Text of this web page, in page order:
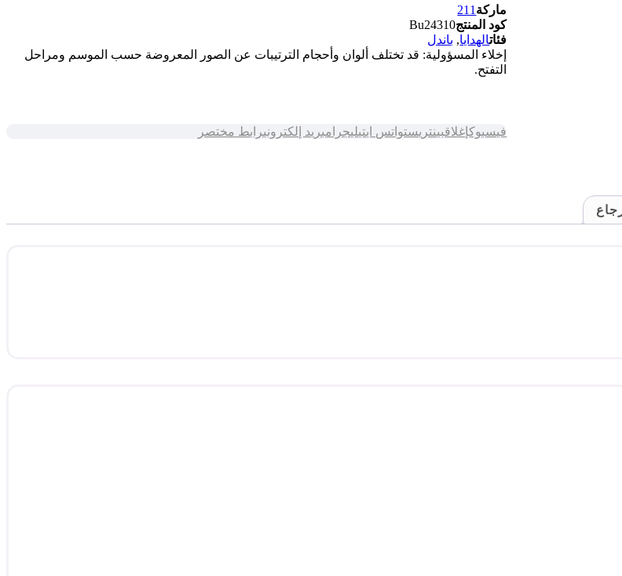
ماركة 211
كود المنتجBu24310
فئاتالهدايا, باندل
إخلاء المسؤولية: قد تختلف ألوان وأحجام الترتيبات عن الصور المعروضة حسب الموسم ومراحل
التفتح.
فيسبوكإغلاقبينتريستواتس ابتيليجرامبريد إلكترونيرابط مختصر